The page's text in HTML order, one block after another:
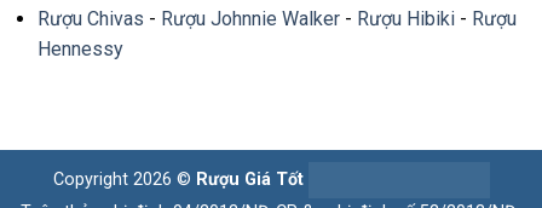
Rượu Chivas - Rượu Johnnie Walker- Rượu Hibiki- Rượu
Hennessy
Copyright 2026 © Rượu Giá Tốt